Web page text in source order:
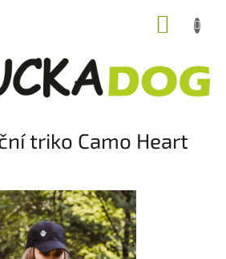
triko Camo Heart